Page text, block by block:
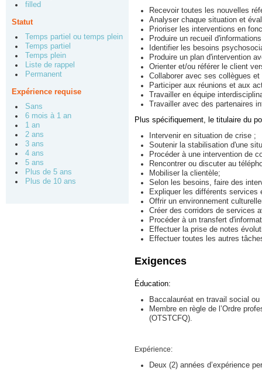
filled
Statut
Temps partiel ou temps plein
Temps partiel
Temps plein
Liste de rappel
Permanent
Expérience requise
Sans
6 mois à 1 an
1 an
2 ans
3 ans
4 ans
5 ans
Plus de 5 ans
Plus de 10 ans
Recevoir toutes les nouvelles
Analyser chaque situation et
Prioriser les interventions en
Produire un recueil
Identifier les besoins
Produire un plan d'intervention
Orienter et/ou référer le client
Collaborer avec ses collègues
Participer aux réunions et aux
Travailler en équipe
Travailler avec des partenaires
Plus spécifiquement, le titulaire du
Intervenir en situation de crise ;
Soutenir la stabilisation d'une
Procéder à une intervention de
Rencontrer ou discuter au
Mobiliser la clientèle;
Selon les besoins, faire des
Expliquer les différents services
Offrir un environnement
Créer des corridors de services
Procéder à un transfert
Effectuer la prise de notes
Effectuer toutes les autres
Exigences
Éducation:
Baccalauréat en travail social
Membre en règle de l’Ordre
(OTSTCFQ).
Expérience:
Deux (2) années d’expérience